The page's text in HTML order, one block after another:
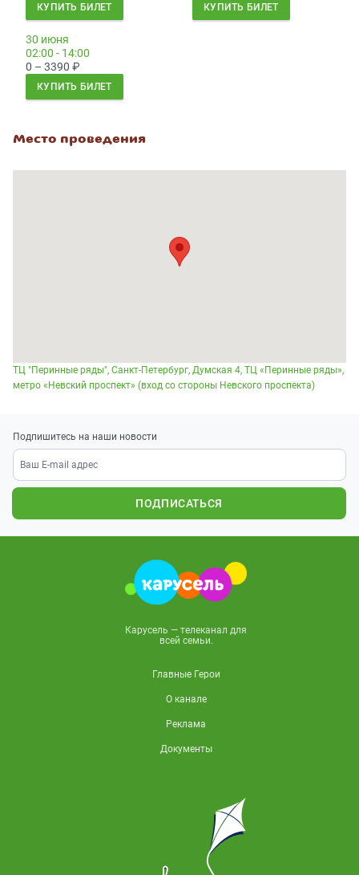
КУПИТЬ БИЛЕТ КУПИТЬ БИЛЕТ
30 июня
02:00 - 14:00
0 – 3390 ₽
КУПИТЬ БИЛЕТ
Место проведения
ТЦ "Перинные ряды", Санкт-Петербург, Думская 4, ТЦ «Перинные ряды»,
метро «Невский проспект» (вход со стороны Невского проспекта)
Подпишитесь на наши новости
ПОДПИСАТЬСЯ
Карусель — телеканал для
всей семьи.
Главные Герои
О канале
Реклама
Документы